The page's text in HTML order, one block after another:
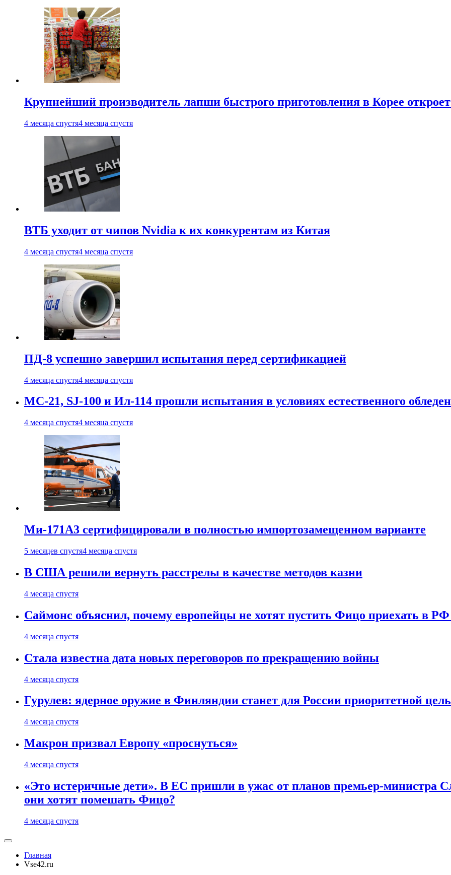
Крупнейший производитель лапши быстрого приготовления в Корее
4 месяца спустя4 месяца спустя
ВТБ уходит от чипов Nvidia к их конкурентам из Китая
4 месяца спустя4 месяца спустя
ПД-8 успешно завершил испытания перед сертификацией
4 месяца спустя4 месяца спустя
МС-21, SJ-100 и Ил-114 прошли испытания в условиях естественного
4 месяца спустя4 месяца спустя
Ми-171А3 сертифицировали в полностью импортозамещенном варианте
5 месяцев спустя4 месяца спустя
В США решили вернуть расстрелы в качестве методов казни
4 месяца спустя
Саймонс объяснил, почему европейцы не хотят пустить Фицо приехать в
4 месяца спустя
Стала известна дата новых переговоров по прекращению войны
4 месяца спустя
Гурулев: ядерное оружие в Финляндии станет для России приоритетной
4 месяца спустя
Макрон призвал Европу «проснуться»
4 месяца спустя
«Это истеричные дети». В ЕС пришли в ужас от планов премьер-министра
они хотят помешать Фицо?
4 месяца спустя
Главная
Vse42.ru